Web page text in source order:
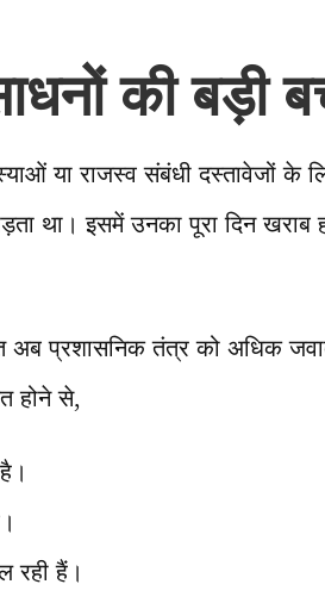
की बड़ी
या राजस्व संबंधी दस्तावेजों के
था। इसमें उनका पूरा दिन
अब प्रशासनिक तंत्र को अधिक
होने से,
रही हैं।